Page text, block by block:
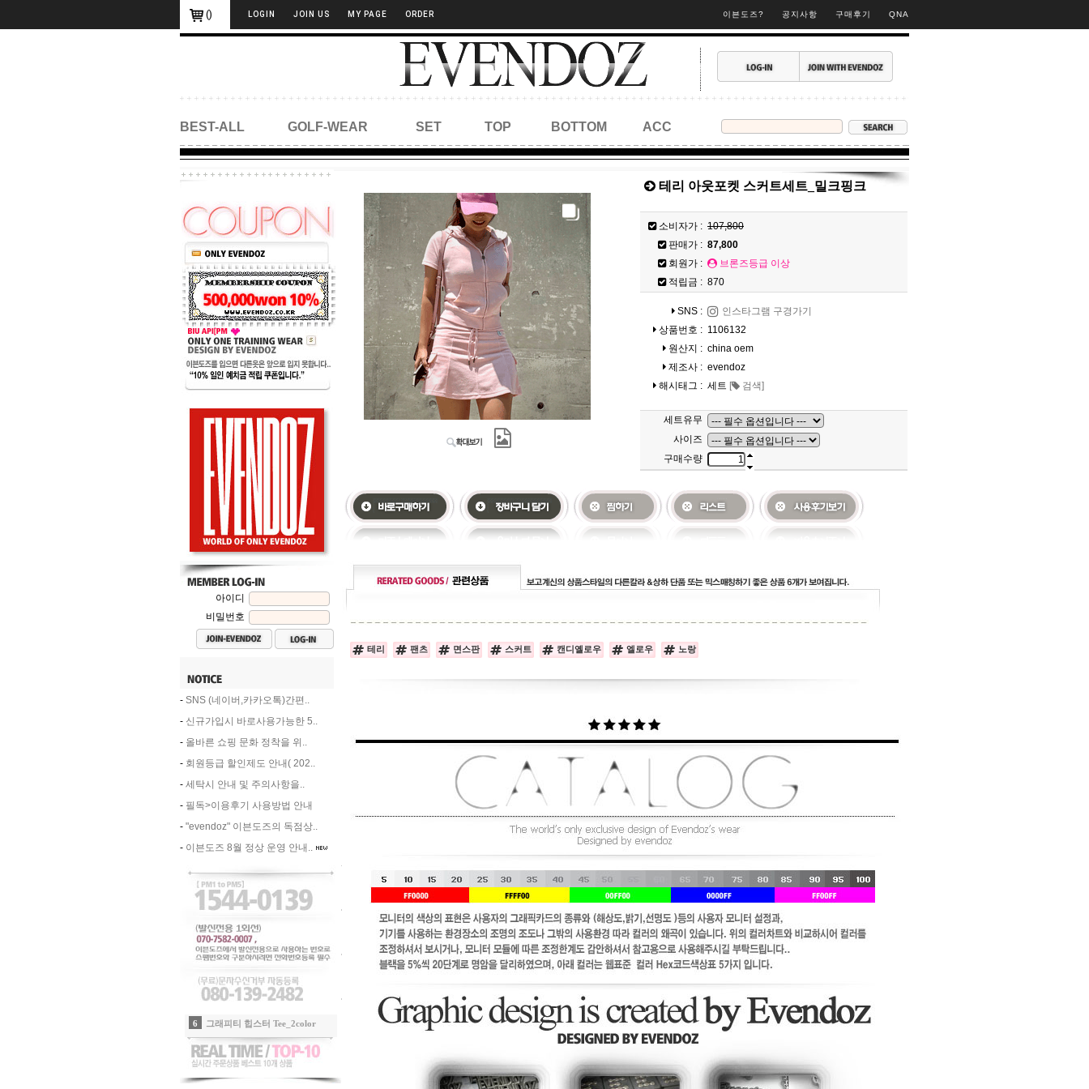
() LOGIN JOIN US MY PAGE ORDER 이븐도즈? 공지사항 구매후기 QNA
BEST-ALL GOLF-WEAR SET TOP BOTTOM ACC
아이디
비밀번호
- SNS (네이버,카카오톡)간편..
- 신규가입시 바로사용가능한 5..
- 올바른 쇼핑 문화 정착을 위..
- 회원등급 할인제도 안내( 202..
- 세탁시 안내 및 주의사항을..
- 필독>이용후기 사용방법 안내
- "evendoz" 이븐도즈의 독점상..
- 이븐도즈 8월 정상 운영 안내..
7 (new)Evendoz 시그니쳐 자수캡_핑크/메탈릭실버
8 자수포인트 라운드티_2color
테리 아웃포켓 스커트세트_밀크핑크
소비자가 : 107,800
판매가 : 87,800
회원가 :
브론즈등급 이상
적립금 : 870
SNS :
인스타그램 구경가기
상품번호 : 1106132
원산지 : china oem
제조사 : evendoz
해시태그 : 세트 [ 검색]
세트유무
사이즈
구매수량
테리 팬츠 면스판 스커트 캔디옐로우 엘로우 노랑